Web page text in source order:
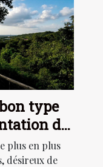
type
de
plus en plus
désireux de